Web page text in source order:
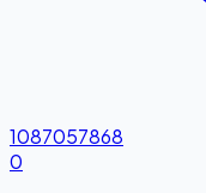
1087057868
0